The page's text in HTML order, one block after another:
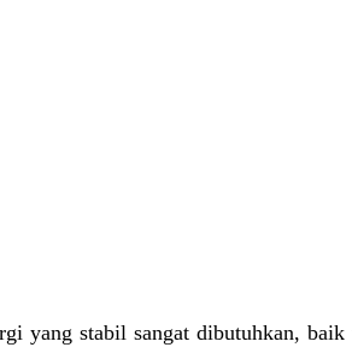
yang stabil sangat dibutuhkan,